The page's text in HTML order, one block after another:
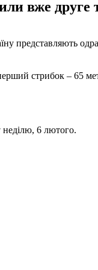
вже друге
представляють
стрибок – 65
неділю, 6 лютого.